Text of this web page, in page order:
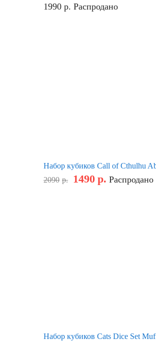
1990 р. Распродано
Набор кубиков Call of Cthulhu
2090 р. 1490 р. Распродано
Набор кубиков Cats Dice Set